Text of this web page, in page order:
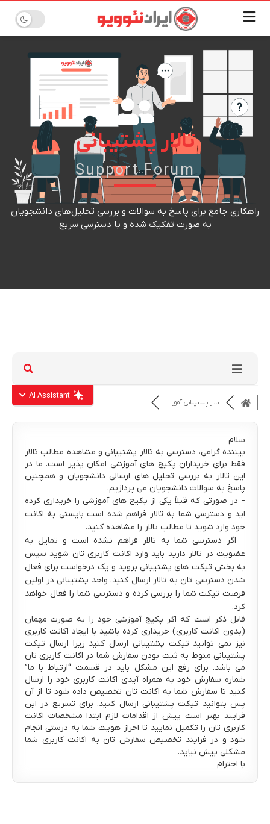
تالار پشتیبانی
Support Forum
راهکاری جامع برای پاسخ به سوالات و بررسی تحلیل‌های دانشجویان
به صورت تفکیک شده و با دسترسی سریع
AI Assistant
تالار پشتیبانی آموز…
سلام
بیننده گرامی، دسترسی به تالار پشتیبانی و مشاهده مطالب تالار
فقط برای خریداران پکیج های آموزشی امکان پذیر است. ما در
این تالار به بررسی تحلیل های ارسالی دانشجویان و همچنین
پاسخ به سوالات دانشجویان می پردازیم.
– در صورتی که قبلاً یکی از پکیج های آموزشی را خریداری کرده
اید و دسترسی شما به تالار فراهم شده است بایستی به اکانت
خود وارد شوید تا مطالب تالار را مشاهده کنید.
– اگر دسترسی شما به تالار فراهم نشده است و تمایل به
عضویت در تالار دارید باید وارد اکانت کاربری تان شوید سپس
به بخش تیکت های پشتیبانی بروید و یک درخواست برای فعال
شدن دسترسی تان به تالار ارسال کنید. واحد پشتیبانی در اولین
فرصت تیکت شما را بررسی کرده و دسترسی شما را فعال خواهد
کرد.
قابل ذکر است که اگر پکیج آموزشی خود را به صورت مهمان
(بدون اکانت کاربری) خریداری کرده باشید با ایجاد اکانت کاربری
نیز نمی توانید تیکت پشتیبانی ارسال کنید زیرا ارسال تیکت
پشتیبانی منوط به ثبت بودن سفارش شما در اکانت کاربری تان
می باشد. برای رفع این مشکل باید در قسمت “ارتباط با ما”
شماره سفارش خود به همراه آیدی اکانت کاربری خود را ارسال
کنید تا سفارش شما به اکانت تان تخصیص داده شود تا از آن
پس بتوانید تیکت پشتیبانی ارسال کنید. برای تسریع در این
فرایند بهتر است پیش از اقدامات لازم ابتدا مشخصات اکانت
کاربری تان را تکمیل نمایید تا احراز هویت شما به درستی انجام
شود و در فرایند تخصیص سفارش تان به اکانت کاربری شما
مشکلی پیش نیاید.
با احترام